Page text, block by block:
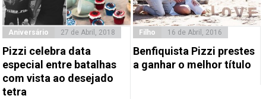
Aniversário 27 de Abril, 2018
Pizzi celebra data
especial entre batalhas
com vista ao desejado
tetra
Filho 16 de Abril, 2016
Benfiquista Pizzi prestes
a ganhar o melhor título